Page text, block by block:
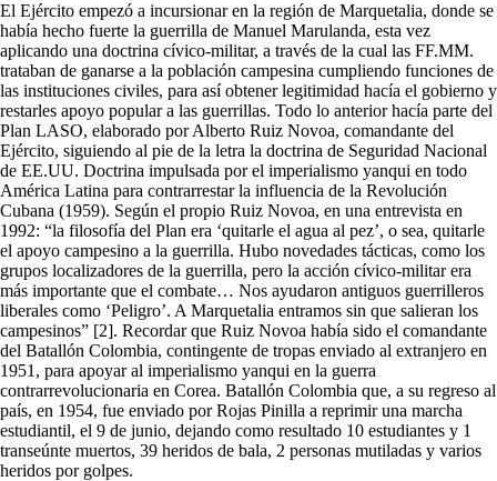
El Ejército empezó a incursionar en la región de Marquetalia, donde se
había hecho fuerte la guerrilla de Manuel Marulanda, esta vez
aplicando una doctrina cívico-militar, a través de la cual las FF.MM.
trataban de ganarse a la población campesina cumpliendo funciones de
las instituciones civiles, para así obtener legitimidad hacía el gobierno y
restarles apoyo popular a las guerrillas. Todo lo anterior hacía parte del
Plan LASO, elaborado por Alberto Ruiz Novoa, comandante del
Ejército, siguiendo al pie de la letra la doctrina de Seguridad Nacional
de EE.UU. Doctrina impulsada por el imperialismo yanqui en todo
América Latina para contrarrestar la influencia de la Revolución
Cubana (1959). Según el propio Ruiz Novoa, en una entrevista en
1992: “la filosofía del Plan era ‘quitarle el agua al pez’, o sea, quitarle
el apoyo campesino a la guerrilla. Hubo novedades tácticas, como los
grupos localizadores de la guerrilla, pero la acción cívico-militar era
más importante que el combate… Nos ayudaron antiguos guerrilleros
liberales como ‘Peligro’. A Marquetalia entramos sin que salieran los
campesinos” [2]. Recordar que Ruiz Novoa había sido el comandante
del Batallón Colombia, contingente de tropas enviado al extranjero en
1951, para apoyar al imperialismo yanqui en la guerra
contrarrevolucionaria en Corea. Batallón Colombia que, a su regreso al
país, en 1954, fue enviado por Rojas Pinilla a reprimir una marcha
estudiantil, el 9 de junio, dejando como resultado 10 estudiantes y 1
transeúnte muertos, 39 heridos de bala, 2 personas mutiladas y varios
heridos por golpes.